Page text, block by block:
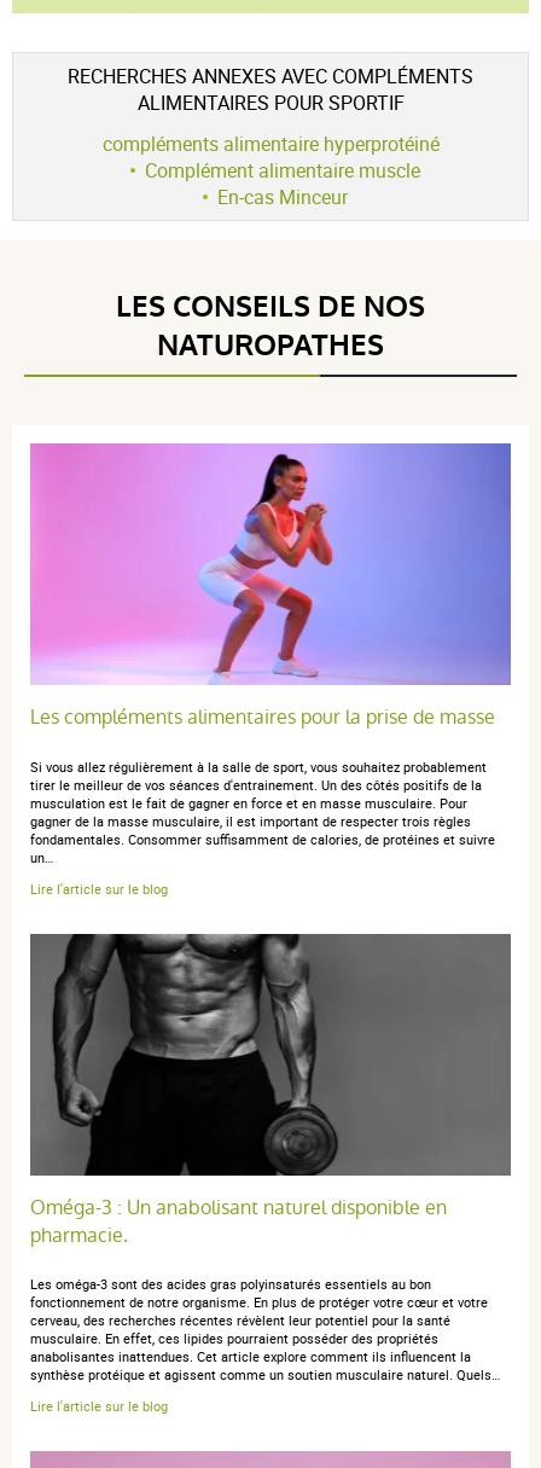
Voir l'attestation de confiance
Avis soumis à un contrôle
5 / 5
(1Avis)
4 étoiles
0
2 étoiles
1 étoile
0
Trier l'affichage des avis
publié le 17 juin 2025 suite à une commande du 07 mai
Molto buono
pour :
de masse musculaire,substitut de repas
RECHERCHES ANNEXES AVEC COMPLÉMENTS
ALIMENTAIRES POUR SPORTIF
compléments alimentaire hyperprotéiné
Complément alimentaire muscle
En-cas Minceur
LES CONSEILS DE NOS
NATUROPATHES
Les compléments alimentaires pour la prise de masse
Si vous allez régulièrement à la salle de sport, vous souhaitez probablement
tirer le meilleur de vos séances d'entrainement. Un des côtés positifs de la
musculation est le fait de gagner en force et en masse musculaire. Pour
gagner de la masse musculaire, il est important de respecter trois règles
fondamentales. Consommer suffisamment de calories, de protéines et suivre
un…
Lire l'article sur le blog
Oméga-3 : Un anabolisant naturel disponible en
pharmacie.
Les oméga-3 sont des acides gras polyinsaturés essentiels au bon
fonctionnement de notre organisme. En plus de protéger votre cœur et votre
cerveau, des recherches récentes révèlent leur potentiel pour la santé
musculaire. En effet, ces lipides pourraient posséder des propriétés
anabolisantes inattendues. Cet article explore comment ils influencent la
synthèse protéique et agissent comme un soutien musculaire naturel. Quels…
Lire l'article sur le blog